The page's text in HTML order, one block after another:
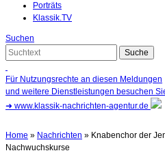
Porträts
Klassik.TV
Suchen
Für Nutzungsrechte an diesen Meldungen
und weitere Dienstleistungen besuchen
➜ www.klassik-nachrichten-agentur.de
Home » Nachrichten » Knabenchor der
Nachwuchskurse